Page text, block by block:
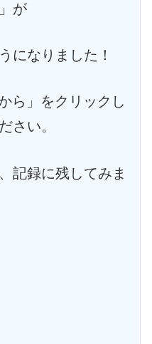
が
になりました！
ら」をクリックし
さい。
記録に残してみま